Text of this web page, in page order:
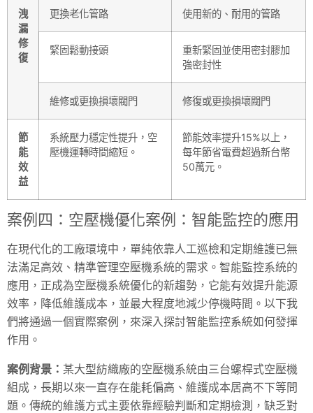
洩
漏
修
復
更換老化管路 使用新的、耐用的管路
緊固鬆動接頭
重新緊固並使用密封膠加
強密封性
維修或更換損壞閥門 修復或更換損壞閥門
節
能
效
益
系統壓力穩定性提升，空
壓機運轉時間縮短。
節能效率提升15%以上，
每年節省電費超過新台幣
50萬元。
案例四：空壓機優化案例：智能監控的應用
在現代化的工廠環境中，單純依靠人工巡檢和定期維護已無
法滿足高效、精準管理空壓機系統的需求。智能監控系統的
應用，正成為空壓機系統優化的新趨勢，它能有效提升能源
效率，降低維護成本，並最大程度地減少停機時間。以下我
們將通過一個實際案例，來深入探討智能監控系統如何發揮
作用。
案例背景： 某大型紡織廠的空壓機系統由三台螺桿式空壓機
組成，長期以來一直存在能耗偏高、維護成本居高不下等問
題。傳統的維護方式主要依靠經驗判斷和定期檢測，缺乏對